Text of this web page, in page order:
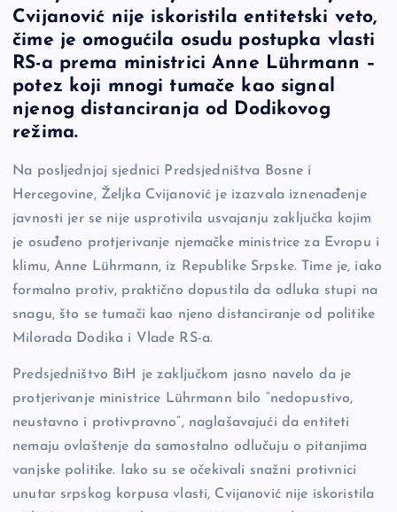
e
b
o
o
k
y
Li
n
k
n
g
er
e
Cvijanović nije iskoristila entitetski veto,
čime je omogućila osudu postupka vlasti
RS-a prema ministrici Anne Lührmann –
potez koji mnogi tumače kao signal
njenog distanciranja od Dodikovog
režima.
Na posljednjoj sjednici Predsjedništva Bosne i
Hercegovine, Željka Cvijanović je izazvala iznenađenje
javnosti jer se nije usprotivila usvajanju zaključka kojim
je osuđeno protjerivanje njemačke ministrice za Evropu i
klimu, Anne Lührmann, iz Republike Srpske. Time je, iako
formalno protiv, praktično dopustila da odluka stupi na
snagu, što se tumači kao njeno distanciranje od politike
Milorada Dodika i Vlade RS-a.
Predsjedništvo BiH je zaključkom jasno navelo da je
protjerivanje ministrice Lührmann bilo “nedopustivo,
neustavno i protivpravno”, naglašavajući da entiteti
nemaju ovlaštenje da samostalno odlučuju o pitanjima
vanjske politike. Iako su se očekivali snažni protivnici
unutar srpskog korpusa vlasti, Cvijanović nije iskoristila